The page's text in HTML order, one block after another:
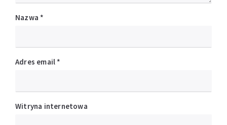
Nazwa *
Adres email *
Witryna internetowa